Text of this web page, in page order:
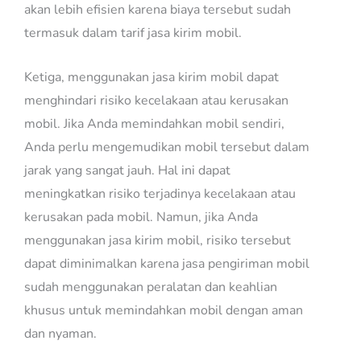
akan lebih efisien karena biaya tersebut sudah
termasuk dalam tarif jasa kirim mobil.
Ketiga, menggunakan jasa kirim mobil dapat
menghindari risiko kecelakaan atau kerusakan
mobil. Jika Anda memindahkan mobil sendiri,
Anda perlu mengemudikan mobil tersebut dalam
jarak yang sangat jauh. Hal ini dapat
meningkatkan risiko terjadinya kecelakaan atau
kerusakan pada mobil. Namun, jika Anda
menggunakan jasa kirim mobil, risiko tersebut
dapat diminimalkan karena jasa pengiriman mobil
sudah menggunakan peralatan dan keahlian
khusus untuk memindahkan mobil dengan aman
dan nyaman.